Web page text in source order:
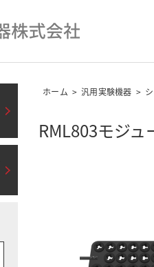
ホーム > 汎用実験機器 >
RML803モジ